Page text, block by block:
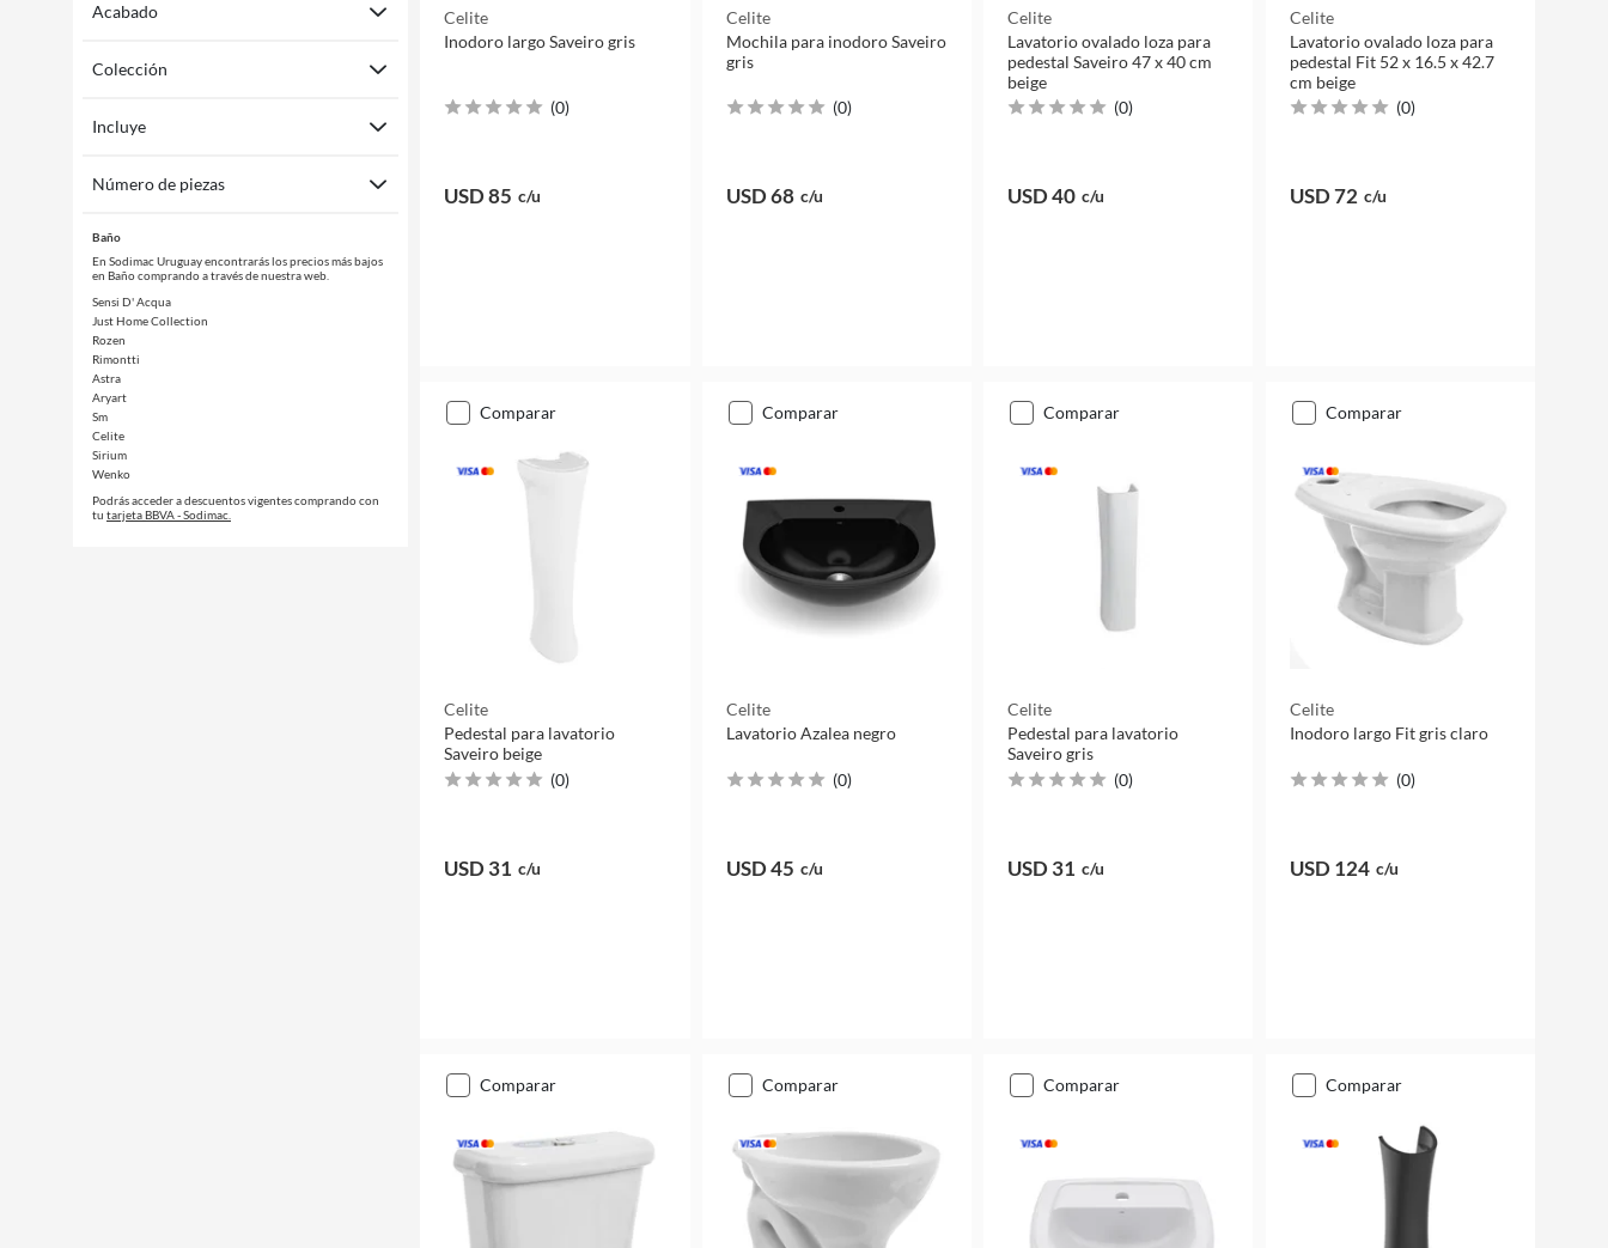
Acabado
Colección
Incluye
Número de piezas
Baño
En Sodimac Uruguay encontrarás los precios más bajos
en Baño comprando a través de nuestra web.
Sensi D' Acqua
Just Home Collection
Rozen
Rimontti
Astra
Aryart
Sm
Celite
Sirium
Wenko
Podrás acceder a descuentos vigentes comprando con
tu tarjeta BBVA - Sodimac.
Celite
Inodoro largo Saveiro gris
(0)
USD 85 c/u
Celite
Mochila para inodoro Saveiro
gris
(0)
USD 68 c/u
Celite
Lavatorio ovalado loza para
pedestal Saveiro 47 x 40 cm
beige
(0)
USD 40 c/u
Celite
Lavatorio ovalado loza para
pedestal Fit 52 x 16.5 x 42.7
cm beige
(0)
USD 72 c/u
comparar
Celite
Pedestal para lavatorio
Saveiro beige
(0)
USD 31 c/u
comparar
Celite
Lavatorio Azalea negro
(0)
USD 45 c/u
comparar
Celite
Pedestal para lavatorio
Saveiro gris
(0)
USD 31 c/u
comparar
Celite
Inodoro largo Fit gris claro
(0)
USD 124 c/u
comparar comparar comparar comparar